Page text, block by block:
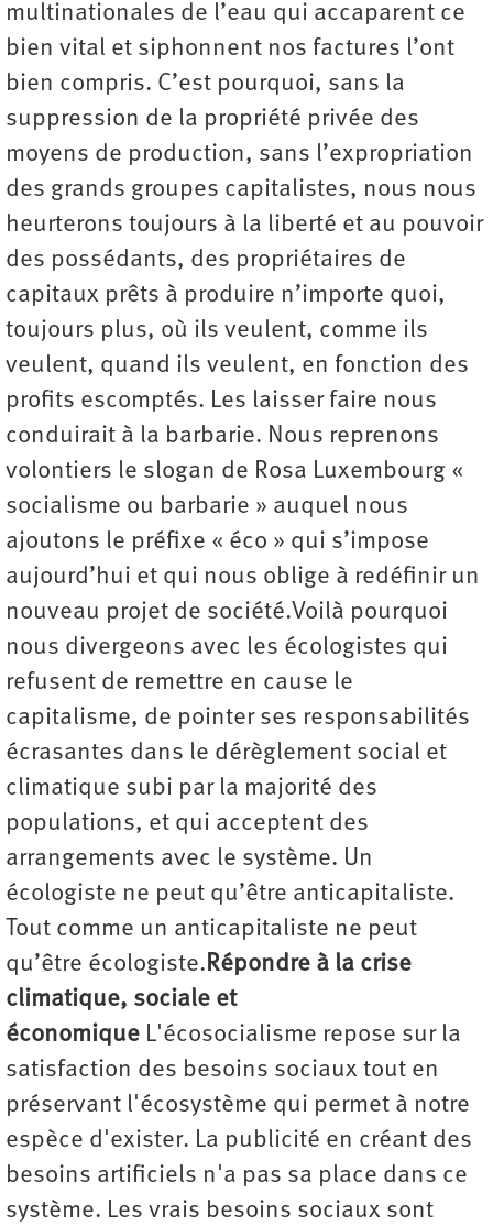
multinationales de l’eau qui accaparent ce
bien vital et siphonnent nos factures l’ont
bien compris. C’est pourquoi, sans la
suppression de la propriété privée des
moyens de production, sans l’expropriation
des grands groupes capitalistes, nous nous
heurterons toujours à la liberté et au pouvoir
des possédants, des propriétaires de
capitaux prêts à produire n’importe quoi,
toujours plus, où ils veulent, comme ils
veulent, quand ils veulent, en fonction des
profits escomptés. Les laisser faire nous
conduirait à la barbarie. Nous reprenons
volontiers le slogan de Rosa Luxembourg «
socialisme ou barbarie » auquel nous
ajoutons le préfixe « éco » qui s’impose
aujourd’hui et qui nous oblige à redéfinir un
nouveau projet de société.Voilà pourquoi
nous divergeons avec les écologistes qui
refusent de remettre en cause le
capitalisme, de pointer ses responsabilités
écrasantes dans le dérèglement social et
climatique subi par la majorité des
populations, et qui acceptent des
arrangements avec le système. Un
écologiste ne peut qu’être anticapitaliste.
Tout comme un anticapitaliste ne peut
qu’être écologiste.Répondre à la crise
climatique, sociale et
économique L'écosocialisme repose sur la
satisfaction des besoins sociaux tout en
préservant l'écosystème qui permet à notre
espèce d'exister. La publicité en créant des
besoins artificiels n'a pas sa place dans ce
système. Les vrais besoins sociaux sont